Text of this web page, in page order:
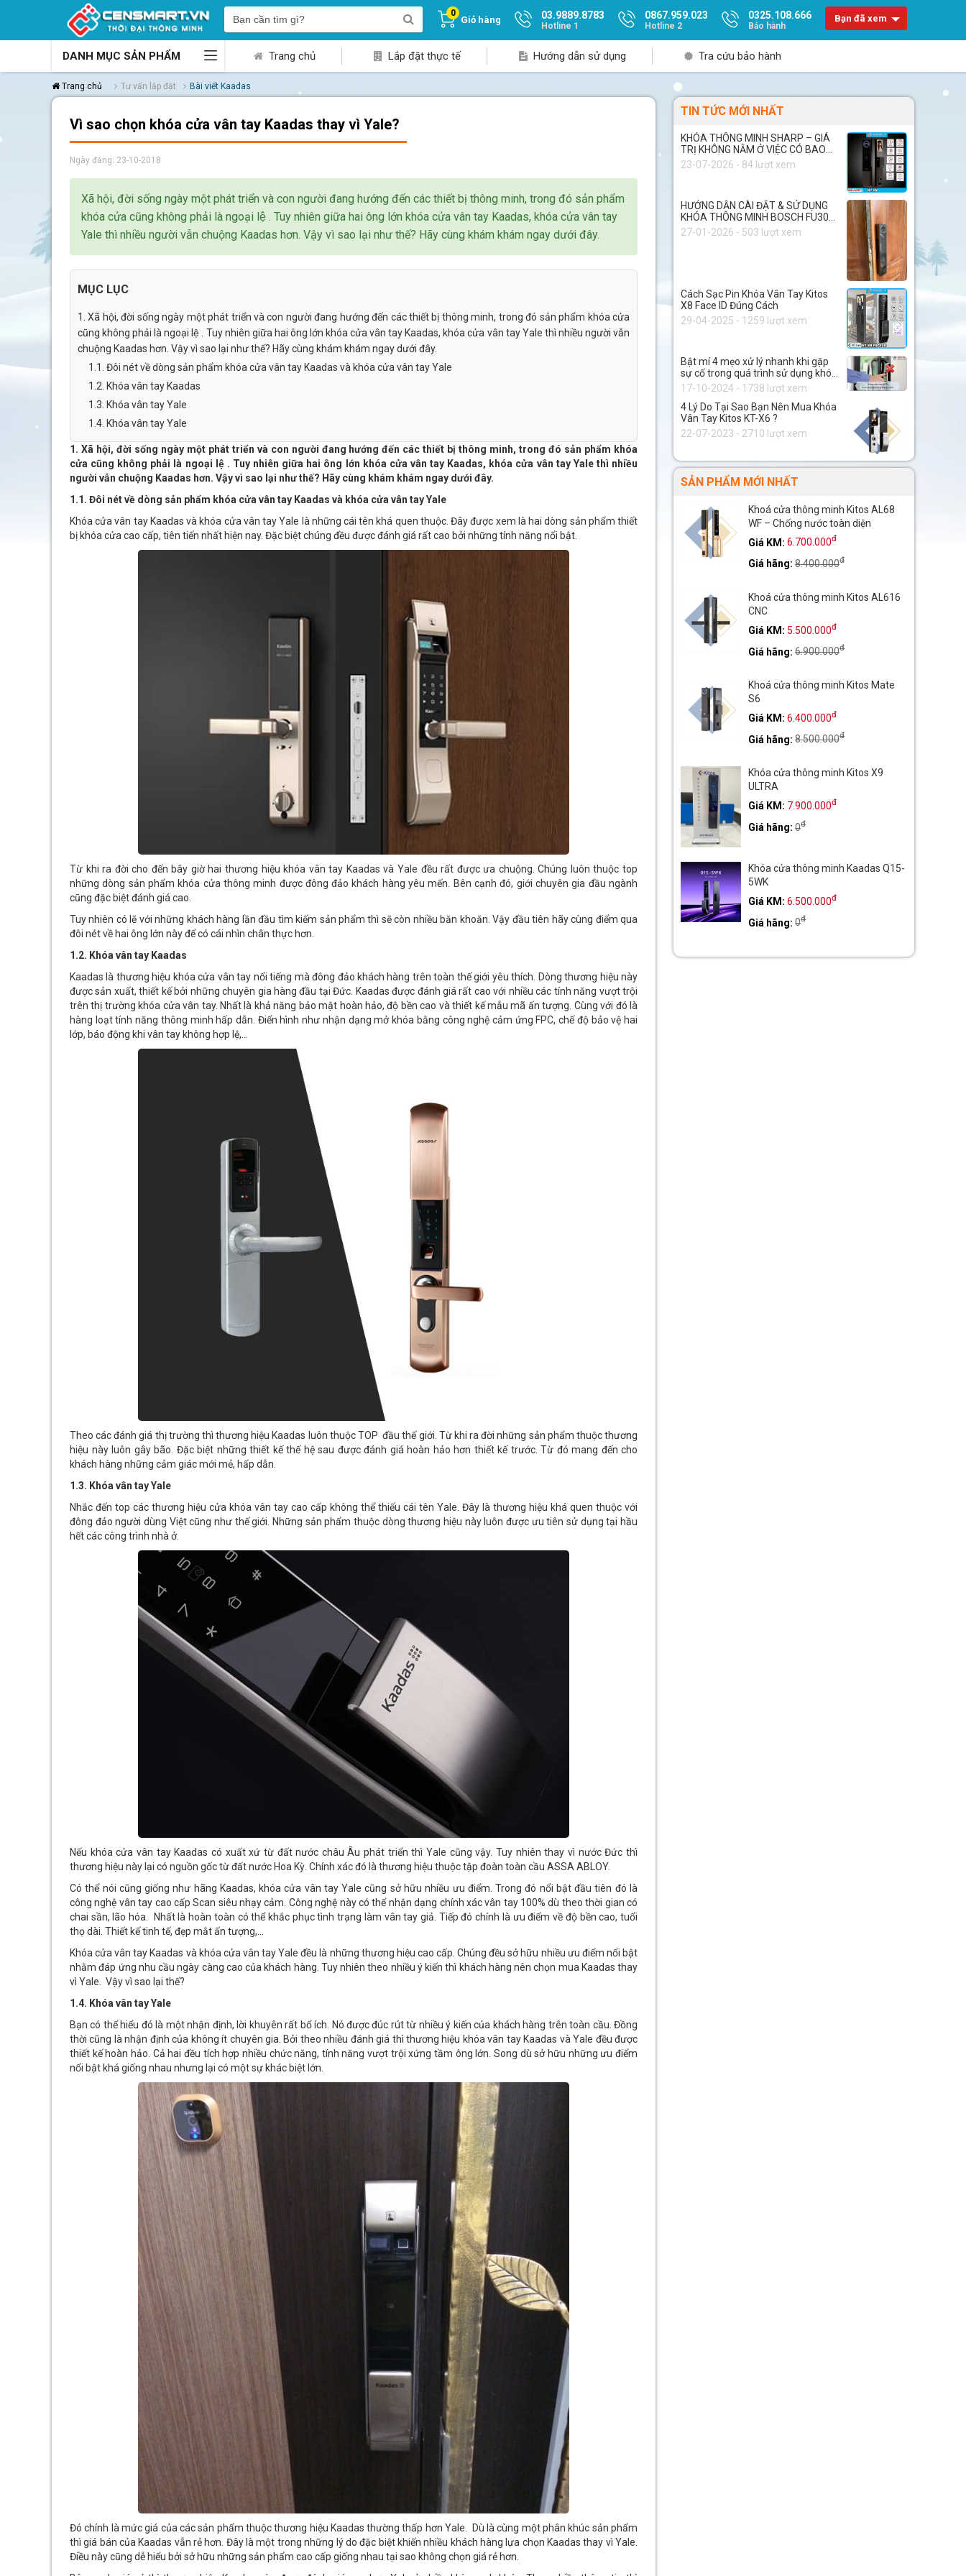
0
Giỏ hàng 03.9889.8783
Hotline 1
0867.959.023
Hotline 2
0325.108.666
Bảo hành
Bạn đã xem
DANH MỤC SẢN PHẨM Trang chủ Lắp đặt thực tế Hướng dẫn sử dụng Tra cứu bảo hành
Trang chủ Tư vấn lắp đặt Bài viết Kaadas
Vì sao chọn khóa cửa vân tay Kaadas thay vì Yale?
Ngày đăng: 23-10-2018
Xã hội, đời sống ngày một phát triển và con người đang hướng đến các thiết bị thông minh, trong đó sản phẩm
khóa cửa cũng không phải là ngoại lệ . Tuy nhiên giữa hai ông lớn khóa cửa vân tay Kaadas, khóa cửa vân tay
Yale thì nhiều người vẫn chuộng Kaadas hơn. Vậy vì sao lại như thế? Hãy cùng khám khám ngay dưới đây.
MỤC LỤC
1. Xã hội, đời sống ngày một phát triển và con người đang hướng đến các thiết bị thông minh, trong đó sản phẩm khóa cửa
cũng không phải là ngoại lệ . Tuy nhiên giữa hai ông lớn khóa cửa vân tay Kaadas, khóa cửa vân tay Yale thì nhiều người vẫn
chuộng Kaadas hơn. Vậy vì sao lại như thế? Hãy cùng khám khám ngay dưới đây.
1.1. Đôi nét về dòng sản phẩm khóa cửa vân tay Kaadas và khóa cửa vân tay Yale
1.2. Khóa vân tay Kaadas
1.3. Khóa vân tay Yale
1.4. Khóa vân tay Yale
1. Xã hội, đời sống ngày một phát triển và con người đang hướng đến các thiết bị thông minh, trong đó sản phẩm khóa
cửa cũng không phải là ngoại lệ . Tuy nhiên giữa hai ông lớn khóa cửa vân tay Kaadas, khóa cửa vân tay Yale thì nhiều
người vẫn chuộng Kaadas hơn. Vậy vì sao lại như thế? Hãy cùng khám khám ngay dưới đây.
1.1. Đôi nét về dòng sản phẩm khóa cửa vân tay Kaadas và khóa cửa vân tay Yale
Khóa cửa vân tay Kaadas và khóa cửa vân tay Yale là những cái tên khá quen thuộc. Đây được xem là hai dòng sản phẩm thiết
bị khóa cửa cao cấp, tiên tiến nhất hiện nay. Đặc biệt chúng đều được đánh giá rất cao bởi những tính năng nổi bật.
Từ khi ra đời cho đến bây giờ hai thương hiệu khóa vân tay Kaadas và Yale đều rất được ưa chuộng. Chúng luôn thuộc top
những dòng sản phẩm khóa cửa thông minh được đông đảo khách hàng yêu mến. Bên cạnh đó, giới chuyên gia đầu ngành
cũng đặc biệt đánh giá cao.
Tuy nhiên có lẽ với những khách hàng lần đầu tìm kiếm sản phẩm thì sẽ còn nhiều băn khoăn. Vậy đầu tiên hãy cùng điểm qua
đôi nét về hai ông lớn này để có cái nhìn chân thực hơn.
1.2. Khóa vân tay Kaadas
Kaadas là thương hiệu khóa cửa vân tay nổi tiếng mà đông đảo khách hàng trên toàn thế giới yêu thích. Dòng thương hiệu này
được sản xuất, thiết kế bởi những chuyên gia hàng đầu tại Đức. Kaadas được đánh giá rất cao với nhiều các tính năng vượt trội
trên thị trường khóa cửa vân tay. Nhất là khả năng bảo mật hoàn hảo, độ bền cao và thiết kế mẫu mã ấn tượng. Cùng với đó là
hàng loạt tính năng thông minh hấp dẫn. Điển hình như nhận dạng mở khóa bằng công nghệ cảm ứng FPC, chế độ bảo vệ hai
lớp, báo động khi vân tay không hợp lệ,…
Theo các đánh giá thị trường thì thương hiệu Kaadas luôn thuộc TOP đầu thế giới. Từ khi ra đời những sản phẩm thuộc thương
hiệu này luôn gây bão. Đặc biệt những thiết kế thế hệ sau được đánh giá hoàn hảo hơn thiết kế trước. Từ đó mang đến cho
khách hàng những cảm giác mới mẻ, hấp dẫn.
1.3. Khóa vân tay Yale
Nhắc đến top các thương hiệu cửa khóa vân tay cao cấp không thể thiếu cái tên Yale. Đây là thương hiệu khá quen thuộc với
đông đảo người dùng Việt cũng như thế giới. Những sản phẩm thuộc dòng thương hiệu này luôn được ưu tiên sử dụng tại hầu
hết các công trình nhà ở.
Nếu khóa cửa vân tay Kaadas có xuất xứ từ đất nước châu Âu phát triển thì Yale cũng vậy. Tuy nhiên thay vì nước Đức thì
thương hiệu này lại có nguồn gốc từ đất nước Hoa Kỳ. Chính xác đó là thương hiệu thuộc tập đoàn toàn cầu ASSA ABLOY.
Có thể nói cũng giống như hãng Kaadas, khóa cửa vân tay Yale cũng sở hữu nhiều ưu điểm. Trong đó nổi bật đầu tiên đó là
công nghệ vân tay cao cấp Scan siêu nhạy cảm. Công nghệ này có thể nhận dạng chính xác vân tay 100% dù theo thời gian có
chai sần, lão hóa. Nhất là hoàn toàn có thể khắc phục tình trạng làm vân tay giả. Tiếp đó chính là ưu điểm về độ bền cao, tuổi
thọ dài. Thiết kế tinh tế, đẹp mắt ấn tượng,…
Khóa cửa vân tay Kaadas và khóa cửa vân tay Yale đều là những thương hiệu cao cấp. Chúng đều sở hữu nhiều ưu điểm nổi bật
nhằm đáp ứng nhu cầu ngày càng cao của khách hàng. Tuy nhiên theo nhiều ý kiến thì khách hàng nên chọn mua Kaadas thay
vì Yale. Vậy vì sao lại thế?
1.4. Khóa vân tay Yale
Bạn có thể hiểu đó là một nhận định, lời khuyên rất bổ ích. Nó được đúc rút từ nhiều ý kiến của khách hàng trên toàn cầu. Đồng
thời cũng là nhận định của không ít chuyên gia. Bởi theo nhiều đánh giá thì thương hiệu khóa vân tay Kaadas và Yale đều được
thiết kế hoàn hảo. Cả hai đều tích hợp nhiều chức năng, tính năng vượt trội xứng tầm ông lớn. Song dù sở hữu những ưu điểm
nổi bật khá giống nhau nhưng lại có một sự khác biệt lớn.
Đó chính là mức giá của các sản phẩm thuộc thương hiệu Kaadas thường thấp hơn Yale. Dù là cùng một phân khúc sản phẩm
thì giá bán của Kaadas vẫn rẻ hơn. Đây là một trong những lý do đặc biệt khiến nhiều khách hàng lựa chọn Kaadas thay vì Yale.
Điều này cũng dễ hiểu bởi sở hữu những sản phẩm cao cấp giống nhau tại sao không chọn giá rẻ hơn.
TIN TỨC MỚI NHẤT
KHÓA THÔNG MINH SHARP – GIÁ
TRỊ KHÔNG NẰM Ở VIỆC CÓ BAO
NHIÊU TÍNH NĂNG, MÀ NẰM Ở
CHẤT LƯỢNG BÊN TRONG
23-07-2026 - 84 lượt xem
HƯỚNG DẪN CÀI ĐẶT & SỬ DỤNG
KHÓA THÔNG MINH BOSCH FU30
PLUS
27-01-2026 - 503 lượt xem
Cách Sạc Pin Khóa Vân Tay Kitos
X8 Face ID Đúng Cách
29-04-2025 - 1259 lượt xem
Bật mí 4 mẹo xử lý nhanh khi gặp
sự cố trong quá trình sử dụng khóa
thông minh.
17-10-2024 - 1738 lượt xem
4 Lý Do Tại Sao Bạn Nên Mua Khóa
Vân Tay Kitos KT-X6 ?
22-07-2023 - 2710 lượt xem
SẢN PHẨM MỚI NHẤT
Khoá cửa thông minh Kitos AL68
WF – Chống nước toàn diện
Giá KM:6.700.000đ
Giá hãng:8.400.000đ
Khoá cửa thông minh Kitos AL616
CNC
Giá KM:5.500.000đ
Giá hãng:6.900.000đ
Khoá cửa thông minh Kitos Mate
S6
Giá KM:6.400.000đ
Giá hãng:8.500.000đ
Khóa cửa thông minh Kitos X9
ULTRA
Giá KM: 7.900.000đ
Giá hãng:0đ
Khóa cửa thông minh Kaadas Q15-
5WK
Giá KM:6.500.000đ
Giá hãng:0đ